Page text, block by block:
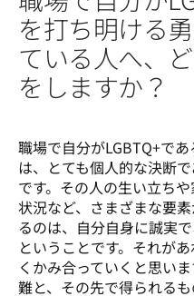
を打ち明ける
ている人へ、
をしますか？
職場で自分がLGBTQ+で
は、とても個人的な決断
です。その人の生い立ち
状況など、さまざまな要
るのは、自分自身に誠実
ということです。それが
くかみ合っていくと思い
難と、その先で得られる